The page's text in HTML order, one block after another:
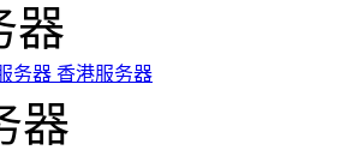
器
务器 香港服务器
器